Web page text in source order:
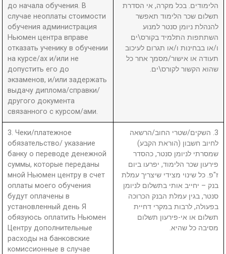
до начала обучения. В
случае неоплаты стоимости
обучения администрация
Ньюмен центра вправе
отказать ученику в обучении
на курсе/ах и/или не
допустить его до
экзаменов, и/или задержать
выдачу диплома/справки/
другого документа
связанного с курсом/ами.
הלימודים. בכל מקרה, אי הסדרת
תשלום שכר הלימוד תאפשר
להנהלת ניומן סנטר למנוע
השתתפות התלמיד בקורס\ים
ו/או בבחינות ו/או תגרום לעיכוב
תעודה או אישור/מסמך אחר כל
שהוא הקשור לקורס\ים.
3. Чеки/платежное
обязательство/ указание
банку о переводе денежной
суммы, которые переданы
мной Ньюмен центру в счет
оплаты моего обучения
будут оплачены в
установленный день Я
обязуюсь оплатить Ньюмен
Центру дополнительные
расходы на банковские
комиссионные в случае
3. השקים/שטרי החוב/הרשאה
לחיוב חשבון (הוראת הקבע)
שמסרתי לניומן סנטר, כהסדר
פירעון שכר הלימוד, יפרעו ביום
ז"פ. כל שינוי מצידי שיצריך עמלת
בנק – יחייב אותי בתשלום לניומן
סנטר, בגין עמלת הבנק הכרוכה
בפעולה, לרבות במקרי דחיית
תשלום או אי-פירעון תשלום
מסיבה כל שהיא.